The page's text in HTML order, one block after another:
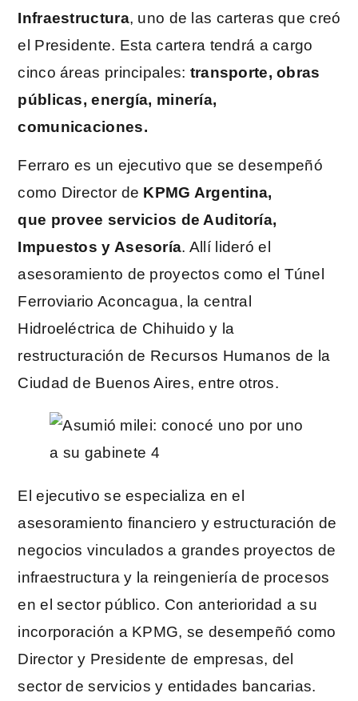
Infraestructura, uno de las carteras que creó
el Presidente. Esta cartera tendrá a cargo
cinco áreas principales: transporte, obras
públicas, energía, minería,
comunicaciones.
Ferraro es un ejecutivo que se desempeñó
como Director de KPMG Argentina,
que provee servicios de Auditoría,
Impuestos y Asesoría. Allí lideró el
asesoramiento de proyectos como el Túnel
Ferroviario Aconcagua, la central
Hidroeléctrica de Chihuido y la
restructuración de Recursos Humanos de la
Ciudad de Buenos Aires, entre otros.
El ejecutivo se especializa en el
asesoramiento financiero y estructuración de
negocios vinculados a grandes proyectos de
infraestructura y la reingeniería de procesos
en el sector público. Con anterioridad a su
incorporación a KPMG, se desempeñó como
Director y Presidente de empresas, del
sector de servicios y entidades bancarias.